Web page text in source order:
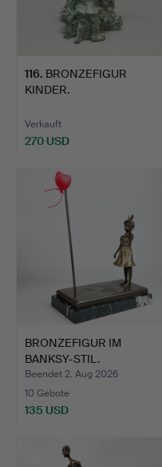
116. BRONZEFIGUR
KINDER.
Verkauft
270 USD
BRONZEFIGUR IM
BANKSY-STIL.
Beendet 2. Aug 2026
10 Gebote
135 USD